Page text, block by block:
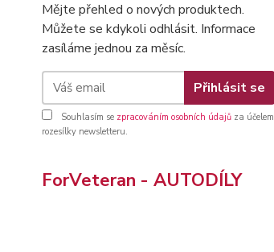
Mějte přehled o nových produktech.
Můžete se kdykoli odhlásit. Informace
zasíláme jednou za měsíc.
Přihlásit se
Souhlasím se zpracováním osobních údajů za účelem
rozesílky newsletteru.
ForVeteran - AUTODÍLY